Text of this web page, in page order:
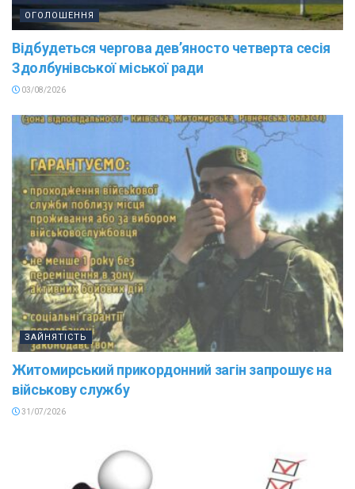
ОГОЛОШЕННЯ
Відбудеться чергова дев’яносто четверта сесія
Здолбунівської міської ради
03/08/2026
ЗАЙНЯТІСТЬ
Житомирський прикордонний загін запрошує на
військову службу
31/07/2026